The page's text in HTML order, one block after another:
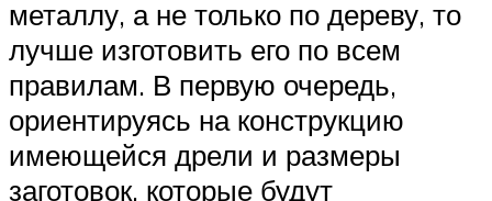
металлу, а не только по дереву, то
лучше изготовить его по всем
правилам. В первую очередь,
ориентируясь на конструкцию
имеющейся дрели и размеры
заготовок, которые будут